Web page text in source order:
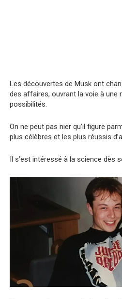
Les découvertes de Musk ont
des affaires, ouvrant la voie à une
possibilités.
On ne peut pas nier qu’il figure
plus célèbres et les plus réussis
Il s’est intéressé à la science dès